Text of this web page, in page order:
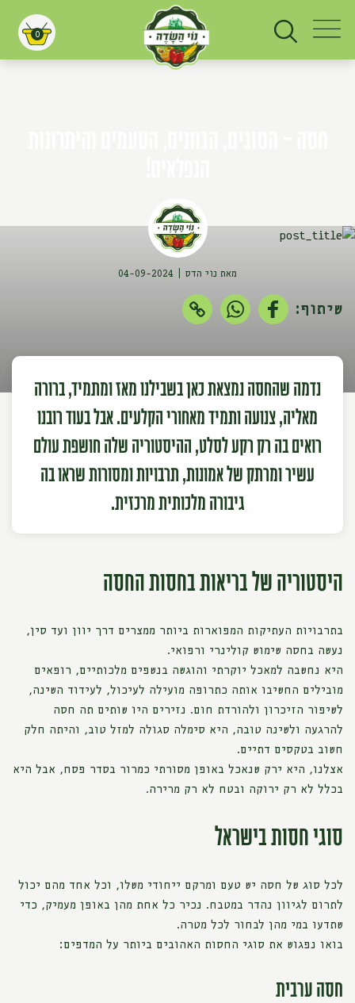
עגלת קניות
0
מאת נוי הדס 04-09-2024
שיתוף:
נדמה שהחסה נמצאת כאן בשבילנו מאז ומתמיד, ברורה
מאליה, צנועה ותמיד מאחורי הקלעים. אבל בעוד רובנו
רואים בה רק רקע לסלט, ההיסטוריה שלה חושפת עולם
עשיר ומרתק של אמונות, תרבויות ומסורות שראו בה
גיבורה מלכותית מרכזית.
היסטוריה של בריאות בחסות החסה
בתרבויות העתיקות המפוארות ביותר ממצרים דרך יוון ועד סין,
נעשה בחסה שימוש קולינרי ורפואי.
היא נחשבה למאכל יוקרתי והוגשה בנשפים מלכותיים, רופאים
מובילים החשיבו אותה כתרופה מועילה לעיכול, לעידוד השינה,
לשיפור הזיכרון ולהורדת חום. נזירים היו שותים תה חסה
להרגעה ולשינה טובה, היא סימלה סגולה למזל טוב, והיתה חלק
חשוב בטקסים דתיים.
אצלנו, היא ירק שנאכל באופן מסורתי כמרור בסדר פסח, אבל היא
בכלל לא רק ירוקה ובטח לא רק מרירה.
סוגי חסות בישראל
לכל סוג של חסה יש טעם ומרקם ייחודי משלו, וכל אחד מהם יכול
לתרום לגיוון נהדר במטבח. נכיר כל אחת מהן באופן מעמיק, כדי
שתדעו במי מהן לבחור לכל מטרה.
בואו נפגוש את סוגי החסות האהובים ביותר על המדפים:
חסה ערבית